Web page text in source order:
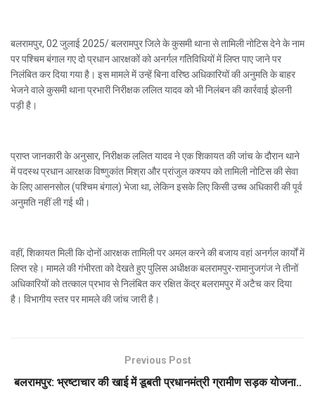
बलरामपुर, 02 जुलाई 2025/ बलरामपुर जिले के कुसमी थाना से तामिली नोटिस देने के नाम
पर पश्चिम बंगाल गए दो प्रधान आरक्षकों को अनर्गल गतिविधियों में लिप्त पाए जाने पर
निलंबित कर दिया गया है। इस मामले में उन्हें बिना वरिष्ठ अधिकारियों की अनुमति के बाहर
भेजने वाले कुसमी थाना प्रभारी निरीक्षक ललित यादव को भी निलंबन की कार्रवाई झेलनी
पड़ी है।
प्राप्त जानकारी के अनुसार, निरीक्षक ललित यादव ने एक शिकायत की जांच के दौरान थाने
में पदस्थ प्रधान आरक्षक विष्णुकांत मिश्रा और प्रांजुल कश्यप को तामिली नोटिस की सेवा
के लिए आसनसोल (पश्चिम बंगाल) भेजा था, लेकिन इसके लिए किसी उच्च अधिकारी की पूर्व
अनुमति नहीं ली गई थी।
वहीं, शिकायत मिली कि दोनों आरक्षक तामिली पर अमल करने की बजाय वहां अनर्गल कार्यों में
लिप्त रहे। मामले की गंभीरता को देखते हुए पुलिस अधीक्षक बलरामपुर-रामानुजगंज ने तीनों
अधिकारियों को तत्काल प्रभाव से निलंबित कर रक्षित केंद्र बलरामपुर में अटैच कर दिया
है। विभागीय स्तर पर मामले की जांच जारी है।
Previous Post
बलरामपुर: भ्रष्टाचार की खाई में डूबती प्रधानमंत्री ग्रामीण सड़क योजना..